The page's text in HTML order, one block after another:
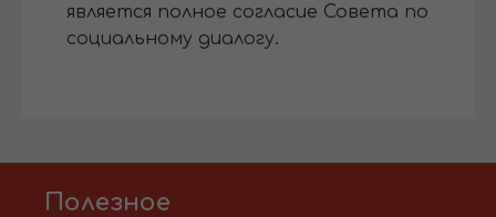
является полное согласие Совета по
социальному диалогу.
Полезное